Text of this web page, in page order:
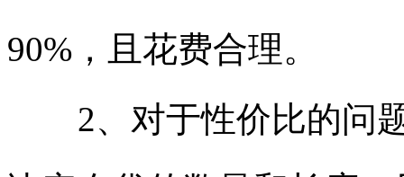
90%，且花费合理。
2、对于性价比的问题